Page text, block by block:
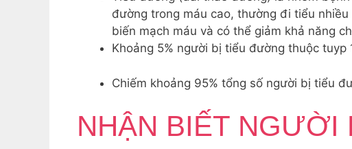
đường trong máu cao, thường đi tiểu
biến mạch máu và có thể giảm khả năng
Khoảng 5% người bị tiểu đường thuộc
Chiếm khoảng 95% tổng số người bị tiểu
NHẬN BIẾT